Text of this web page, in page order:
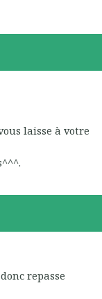
laisse à votre
repasse